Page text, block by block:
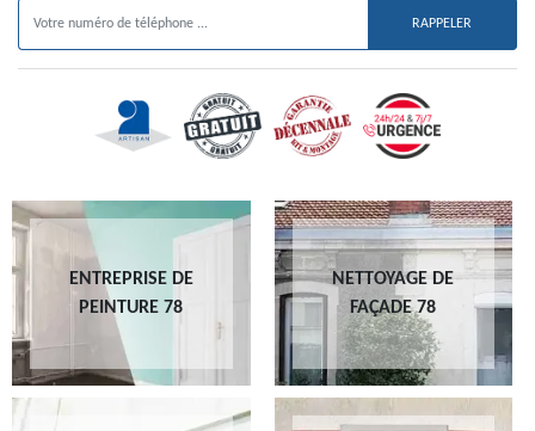
ENTREPRISE DE
PEINTURE 78
NETTOYAGE DE
FAÇADE 78